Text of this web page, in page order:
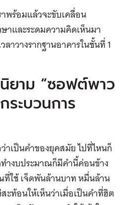
าพร้อมแล้วจะขับเคลื่อน
าและระดมความคิดเห็นมา
าวางรากฐานอาคารในชั้นที่ 1
ยาม “ซอฟต์พาว
ระบวนการ
าเป็นคำของยุคสมัย ไปที่ไหนก็
ำงบประมาณก็มีคำนี้ค่อนข้าง
ใช้ เจ็ดพันล้านบาท หมื่นล้าน
ท้อนให้เห็นว่าเมื่อเป็นคำที่ฮิต